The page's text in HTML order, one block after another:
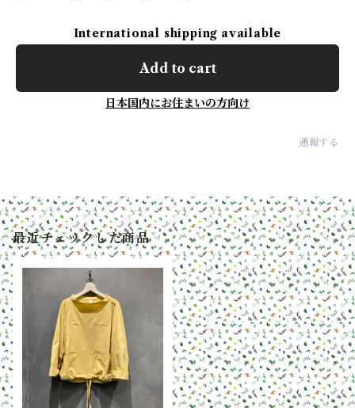
International shipping available
Add to cart
日本国内にお住まいの方向け
通報する
最近チェックした商品